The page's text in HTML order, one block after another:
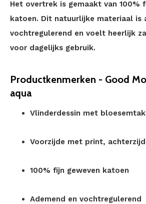
Het overtrek is gemaakt van 100%
katoen. Dit natuurlijke materiaal is
vochtregulerend en voelt heerlijk
voor dagelijks gebruik.
Productkenmerken - Good
aqua
Vlinderdessin met
Voorzijde met print,
100% fijn geweven katoen
Ademend en vochtregulerend